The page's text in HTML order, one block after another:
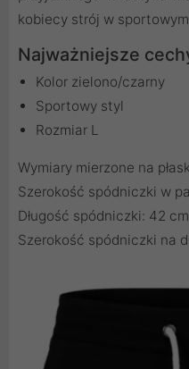
kobiecy strój w
Najważniejsze
Kolor zielono/czarny
Sportowy styl
Rozmiar L
Wymiary mierzone na
Szerokość spódniczki w
Długość spódniczki: 42 cm
Szerokość spódniczki na